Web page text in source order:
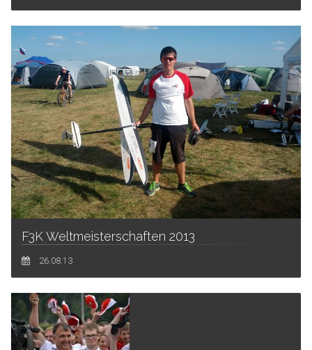
F3K Weltmeisterschaften 2013
26.08.13